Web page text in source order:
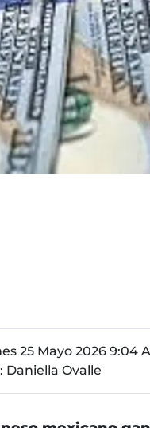
25 Mayo 2026 9:04
Daniella Ovalle